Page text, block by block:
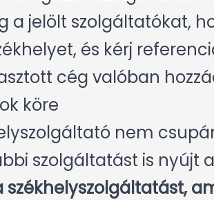
a jelölt szolgáltatókat,
és kérj
cég valóban
köre
nem
szolgáltatást is nyújt
székhelyszolgáltatást,